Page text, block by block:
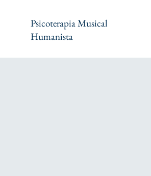
Psicoterapia Musical
Humanista